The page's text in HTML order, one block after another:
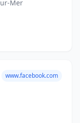
Mer
www.facebook.com